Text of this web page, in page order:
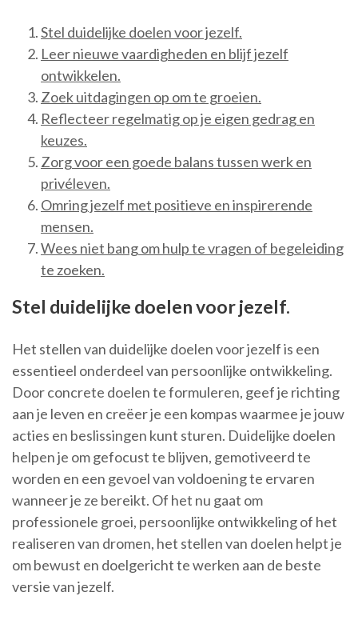
Stel duidelijke doelen voor jezelf.
Leer nieuwe vaardigheden en blijf jezelf
ontwikkelen.
Zoek uitdagingen op om te groeien.
Reflecteer regelmatig op je eigen gedrag en
keuzes.
Zorg voor een goede balans tussen werk en
privéleven.
Omring jezelf met positieve en inspirerende
mensen.
Wees niet bang om hulp te vragen of begeleiding
te zoeken.
Stel duidelijke doelen voor jezelf.
Het stellen van duidelijke doelen voor jezelf is een
essentieel onderdeel van persoonlijke ontwikkeling.
Door concrete doelen te formuleren, geef je richting
aan je leven en creëer je een kompas waarmee je jouw
acties en beslissingen kunt sturen. Duidelijke doelen
helpen je om gefocust te blijven, gemotiveerd te
worden en een gevoel van voldoening te ervaren
wanneer je ze bereikt. Of het nu gaat om
professionele groei, persoonlijke ontwikkeling of het
realiseren van dromen, het stellen van doelen helpt je
om bewust en doelgericht te werken aan de beste
versie van jezelf.